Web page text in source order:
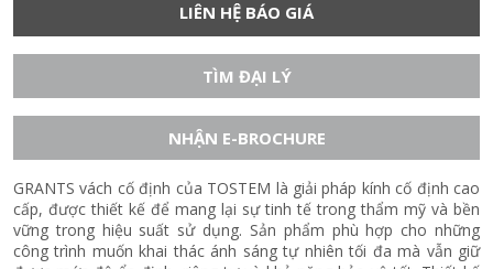
LIÊN HỆ BÁO GIÁ
TÌM ĐẠI LÝ
NHẬN E-BROCHURE
GRANTS vách cố định của TOSTEM là giải pháp kính cố định cao
cấp, được thiết kế để mang lại sự tinh tế trong thẩm mỹ và bền
vững trong hiệu suất sử dụng. Sản phẩm phù hợp cho những
công trình muốn khai thác ánh sáng tự nhiên tối đa mà vẫn giữ